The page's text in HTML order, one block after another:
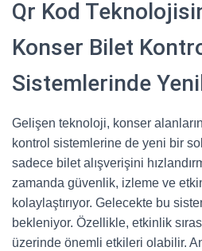
Qr Kod
Konser Bilet
Sistemlerinde
Gelişen teknoloji, konser
kontrol sistemlerine de yeni bir
sadece bilet alışverişini
zamanda güvenlik, izleme ve
kolaylaştırıyor. Gelecekte bu
bekleniyor. Özellikle, etkinlik
üzerinde önemli etkileri olabilir.